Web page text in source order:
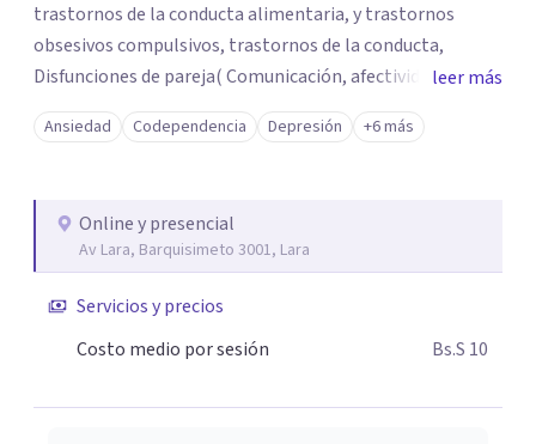
trastornos de la conducta alimentaria, y trastornos
obsesivos compulsivos, trastornos de la conducta,
Disfunciones de pareja( Comunicación, afectividad,
infidelidad, Divorcios) y otros procesos de la vida
cotidiana. Recuerda: Asistir a terapia es un acto de
importante por eso cuida de ella Contáctame y agenda tu
cita conmigo
leer más
Ansiedad Codependencia Depresión +6 más
Online y presencial
Av Lara, Barquisimeto 3001, Lara
Servicios y precios
Costo medio por sesión
Bs.S 10